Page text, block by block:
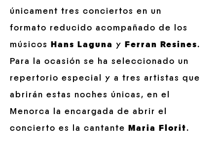
únicament tres conciertos en un
formato reducido acompañado de los
músicos
Hans Laguna y Ferran Resines.
Para la ocasión se ha seleccionado un
repertorio especial y a tres artistas que
abrirán estas noches únicas, en el
Menorca la encargada de abrir el
concierto es la cantante
Maria Florit.